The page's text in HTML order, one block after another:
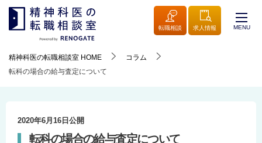
転職相談 求人情報 MENU
精神科医の転職相談室 HOME
コラム
転科の場合の給与査定について
2020年6月16日 公開
転科の場合の給与査定について